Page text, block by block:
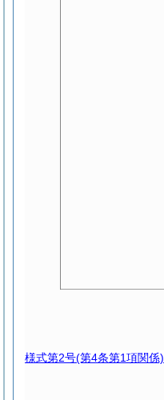
様式第2号(第4条第1項関係)